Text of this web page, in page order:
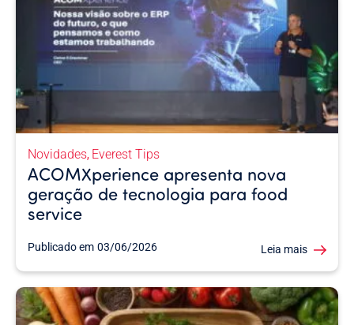
Novidades, Everest Tips
ACOMXperience apresenta nova
geração de tecnologia para food
service
Publicado em 03/06/2026 Leia mais